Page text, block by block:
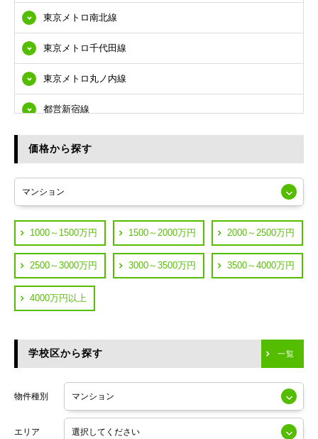
品川区
目黒区
大田区
世田谷区
渋谷区
練馬区
葛飾区
横浜市鶴見区
横浜市神奈川区
川崎市川崎区
川崎市中原区
川崎市高津区
東京メトロ南北線
東京メトロ千代田線
東京メトロ丸ノ内線
都営新宿線
都営浅草線
JR中央線
JR中央・総武線
東京メトロ日比谷線
小田急線
東京メトロ半蔵門線
価格から探す
1000～1500万円 1500～2000万円 2000～2500万円
2500～3000万円 3000～3500万円 3500～4000万円
4000万円以上
学校区から探す 一覧
物件種別
エリア